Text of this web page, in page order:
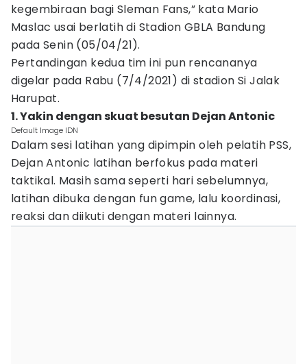
kegembiraan bagi Sleman Fans,” kata Mario
Maslac usai berlatih di Stadion GBLA Bandung
pada Senin (05/04/21).
Pertandingan kedua tim ini pun rencananya
digelar pada Rabu (7/4/2021) di stadion Si Jalak
Harupat.
1. Yakin dengan skuat besutan Dejan Antonic
Default Image IDN
Dalam sesi latihan yang dipimpin oleh pelatih PSS,
Dejan Antonic latihan berfokus pada materi
taktikal. Masih sama seperti hari sebelumnya,
latihan dibuka dengan fun game, lalu koordinasi,
reaksi dan diikuti dengan materi lainnya.